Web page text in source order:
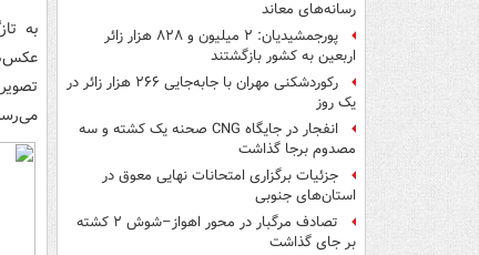
رسانه‌های معاند
پورجمشیدیان: ۲ میلیون و ۸۲۸ هزار زائر
اربعین به کشور بازگشتند
رکوردشکنی مهران با جابه‌جایی ۲۶۶ هزار زائر در
یک روز
انفجار در جایگاه CNG صحنه یک کشته و سه
مصدوم برجا گذاشت
جزئیات برگزاری امتحانات نهایی معوق در
استان‌های جنوبی
تصادف مرگبار در محور اهواز–شوش ۲ کشته
بر جای گذاشت
به